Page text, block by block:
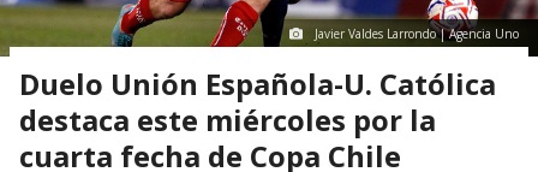
Javier Valdes Larrondo | Agencia Uno
Duelo Unión Española-U. Católica
destaca este miércoles por la
cuarta fecha de Copa Chile